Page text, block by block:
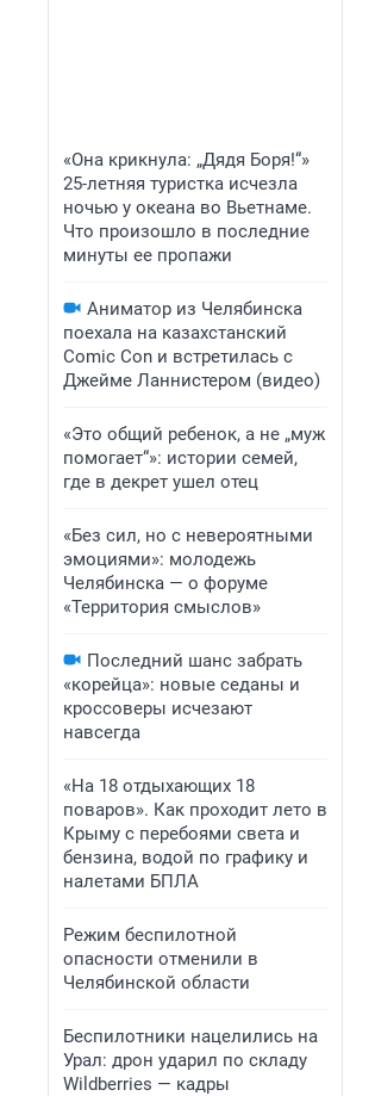
«Она крикнула: „Дядя Боря!“»
25-летняя туристка исчезла
ночью у океана во Вьетнаме.
Что произошло в последние
минуты ее пропажи
Аниматор из Челябинска
поехала на казахстанский
Comic Con и встретилась с
Джейме Ланнистером (видео)
«Это общий ребенок, а не „муж
помогает“»: истории семей,
где в декрет ушел отец
«Без сил, но с невероятными
эмоциями»: молодежь
Челябинска — о форуме
«Территория смыслов»
Последний шанс забрать
«корейца»: новые седаны и
кроссоверы исчезают
навсегда
«На 18 отдыхающих 18
поваров». Как проходит лето в
Крыму с перебоями света и
бензина, водой по графику и
налетами БПЛА
Режим беспилотной
опасности отменили в
Челябинской области
Беспилотники нацелились на
Урал: дрон ударил по складу
Wildberries — кадры